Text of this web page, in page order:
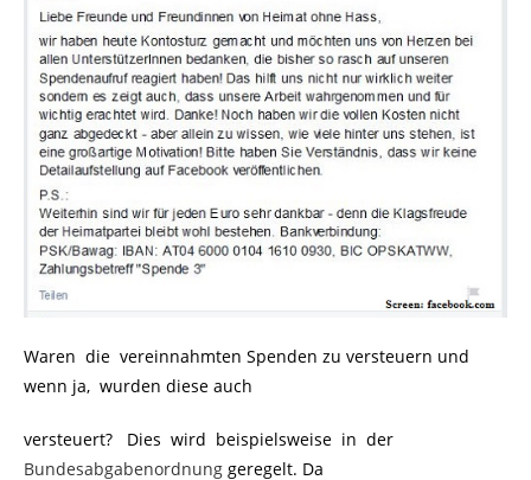
Waren die vereinnahmten Spenden zu versteuern und
wenn ja, wurden diese auch
versteuert? Dies wird beispielsweise in der
Bundesabgabenordnung geregelt. Da